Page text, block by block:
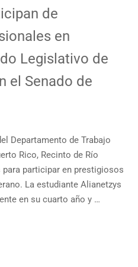
de
en
Legislativo de
el Senado de
Departamento de Trabajo
Rico, Recinto de Río
participar en prestigiosos
La estudiante Alianetzys
en su cuarto año y …